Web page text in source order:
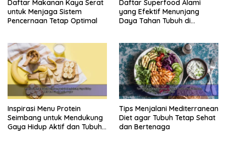
makanan olahan dan gorengan.
Read Also:
“30+ Menu Makanan Sehat Sehari-Hari yang
Gampang Dibuat, Murah, dan Bikin Tubuh
Auto Bugar!”
Tingkatkan Asupan Serat
Daftar Makanan Kaya Serat
untuk Menjaga Sistem
Pencernaan Tetap Optimal
Daftar Superfood Alami
yang Efektif Menunjang
Daya Tahan Tubuh di
Inspirasi Menu Protein
Seimbang untuk Mendukung
Gaya Hidup Aktif dan Tubuh
Tips Menjalani Mediterranean
Diet agar Tubuh Tetap Sehat
dan Bertenaga